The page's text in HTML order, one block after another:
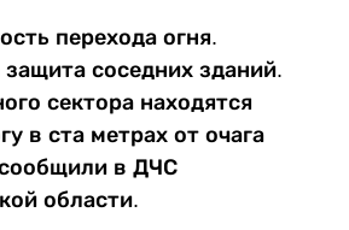
перехода огня.
соседних зданий.
сектора находятся
в ста метрах от очага
в ДЧС
области.